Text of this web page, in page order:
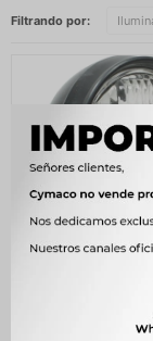
Filtrando por:
OPTICA - FARO
CASCO